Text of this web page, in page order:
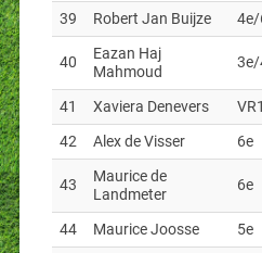
39 Robert Jan Buijze 4e/
40
Eazan Haj
Mahmoud
3e/
41 Xaviera Denevers VR1
42
Alex de Visser 6e
43
Maurice de
Landmeter
6e
44 Maurice Joosse 5e